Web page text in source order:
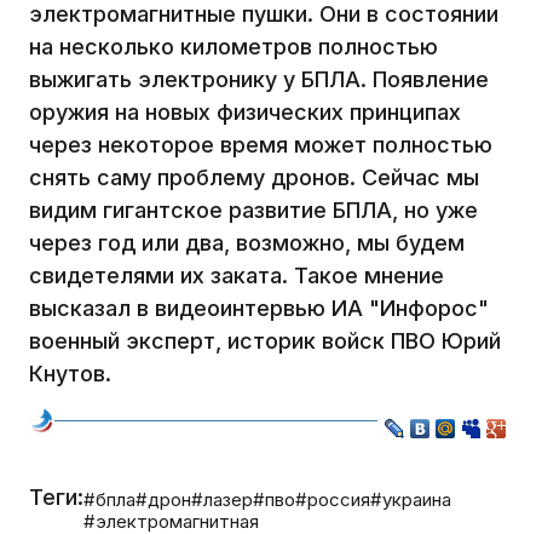
электромагнитные пушки. Они в состоянии
на несколько километров полностью
выжигать электронику у БПЛА. Появление
оружия на новых физических принципах
через некоторое время может полностью
снять саму проблему дронов. Сейчас мы
видим гигантское развитие БПЛА, но уже
через год или два, возможно, мы будем
свидетелями их заката. Такое мнение
высказал в видеоинтервью ИА "Инфорос"
военный эксперт, историк войск ПВО Юрий
Кнутов.
Теги:#бпла#дрон#лазер#пво#россия#украина
#электромагнитная